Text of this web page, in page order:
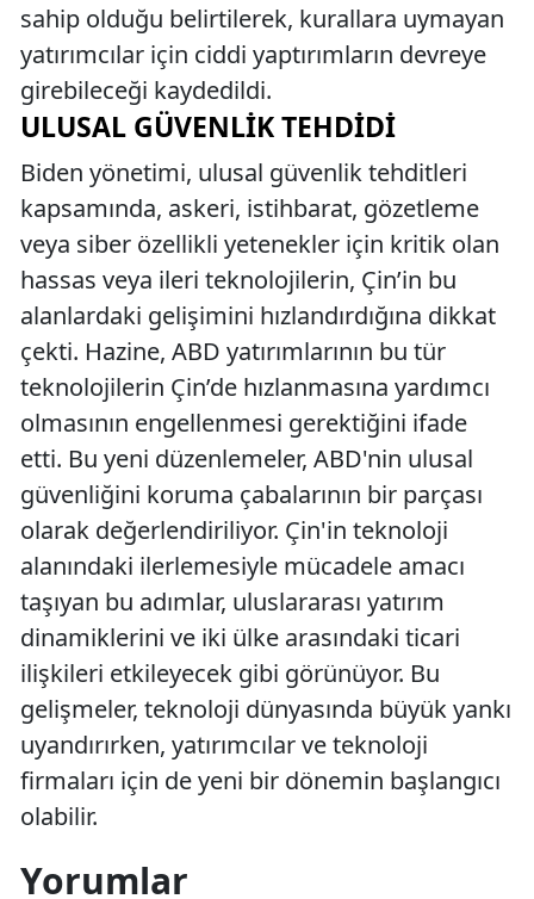
sahip olduğu belirtilerek, kurallara uymayan
yatırımcılar için ciddi yaptırımların devreye
girebileceği kaydedildi.
ULUSAL GÜVENLIK TEHDIDI
Biden yönetimi, ulusal güvenlik tehditleri
kapsamında, askeri, istihbarat, gözetleme
veya siber özellikli yetenekler için kritik olan
hassas veya ileri teknolojilerin, Çin’in bu
alanlardaki gelişimini hızlandırdığına dikkat
çekti. Hazine, ABD yatırımlarının bu tür
teknolojilerin Çin’de hızlanmasına yardımcı
olmasının engellenmesi gerektiğini ifade
etti. Bu yeni düzenlemeler, ABD'nin ulusal
güvenliğini koruma çabalarının bir parçası
olarak değerlendiriliyor. Çin'in teknoloji
alanındaki ilerlemesiyle mücadele amacı
taşıyan bu adımlar, uluslararası yatırım
dinamiklerini ve iki ülke arasındaki ticari
ilişkileri etkileyecek gibi görünüyor. Bu
gelişmeler, teknoloji dünyasında büyük yankı
uyandırırken, yatırımcılar ve teknoloji
firmaları için de yeni bir dönemin başlangıcı
olabilir.
Yorumlar